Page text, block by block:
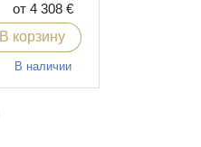
от 4 308 €
В корзину
В наличии